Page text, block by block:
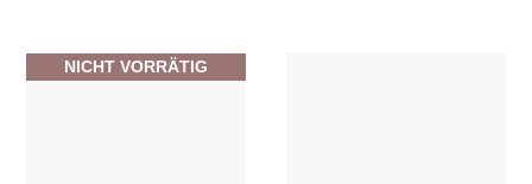
NICHT VORRÄTIG